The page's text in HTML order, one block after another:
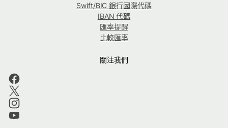
Swift/BIC 銀行國際代碼
IBAN 代碼
匯率提醒
比較匯率
關注我們